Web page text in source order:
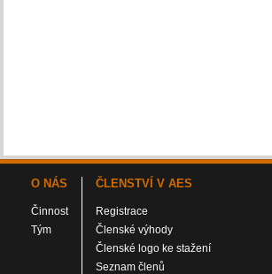
O NÁS
Činnost
Tým
ČLENSTVÍ V AES
Registrace
Členské výhody
Členské logo ke stažení
Seznam členů